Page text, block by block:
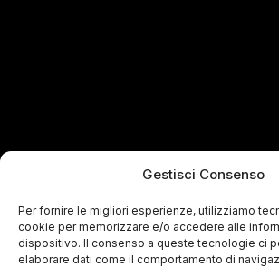
Gestisci Consenso
Per fornire le migliori esperienze, utilizziamo
cookie per memorizzare e/o accedere alle
dispositivo. Il consenso a queste tecnologie ci
elaborare dati come il comportamento di